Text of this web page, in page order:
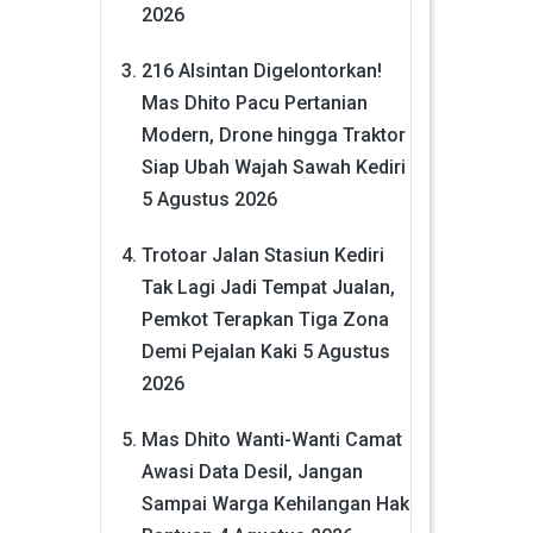
2026
216 Alsintan Digelontorkan!
Mas Dhito Pacu Pertanian
Modern, Drone hingga Traktor
Siap Ubah Wajah Sawah Kediri
5 Agustus 2026
Trotoar Jalan Stasiun Kediri
Tak Lagi Jadi Tempat Jualan,
Pemkot Terapkan Tiga Zona
Demi Pejalan Kaki 5 Agustus
2026
Mas Dhito Wanti-Wanti Camat
Awasi Data Desil, Jangan
Sampai Warga Kehilangan Hak